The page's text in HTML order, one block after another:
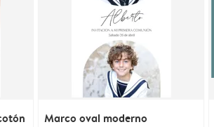
Marco oval moderno